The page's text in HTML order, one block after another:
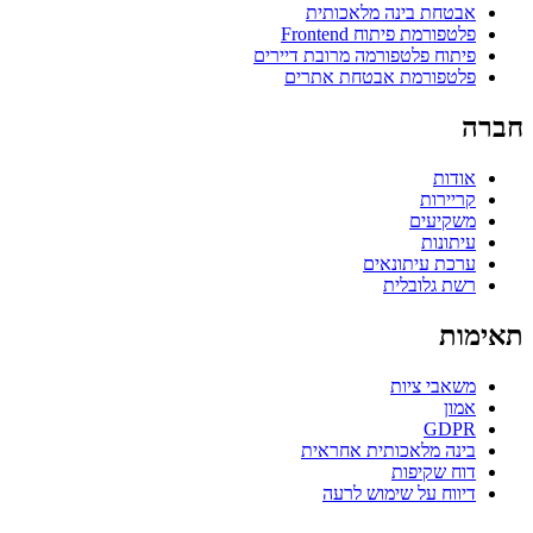
אבטחת בינה מלאכותית
פלטפורמת פיתוח Frontend
פיתוח פלטפורמה מרובת דיירים
פלטפורמת אבטחת אתרים
חברה
אודות
קריירות
משקיעים
עיתונות
ערכת עיתונאים
רשת גלובלית
תאימות
משאבי ציות
אמון
GDPR
בינה מלאכותית אחראית
דוח שקיפות
דיווח על שימוש לרעה